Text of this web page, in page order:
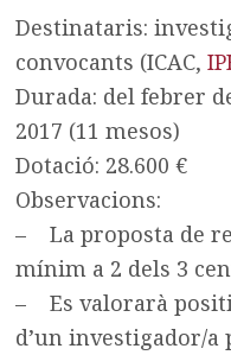
Destinataris:
convocants (ICAC,
Durada: del febrer
2017 (11 mesos)
Dotació: 28.600 €
Observacions:
– La proposta de
mínim a 2 dels 3
– Es valorarà
d’un investigador/